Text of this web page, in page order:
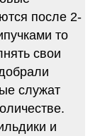
после 2-
то
свои
служат
и